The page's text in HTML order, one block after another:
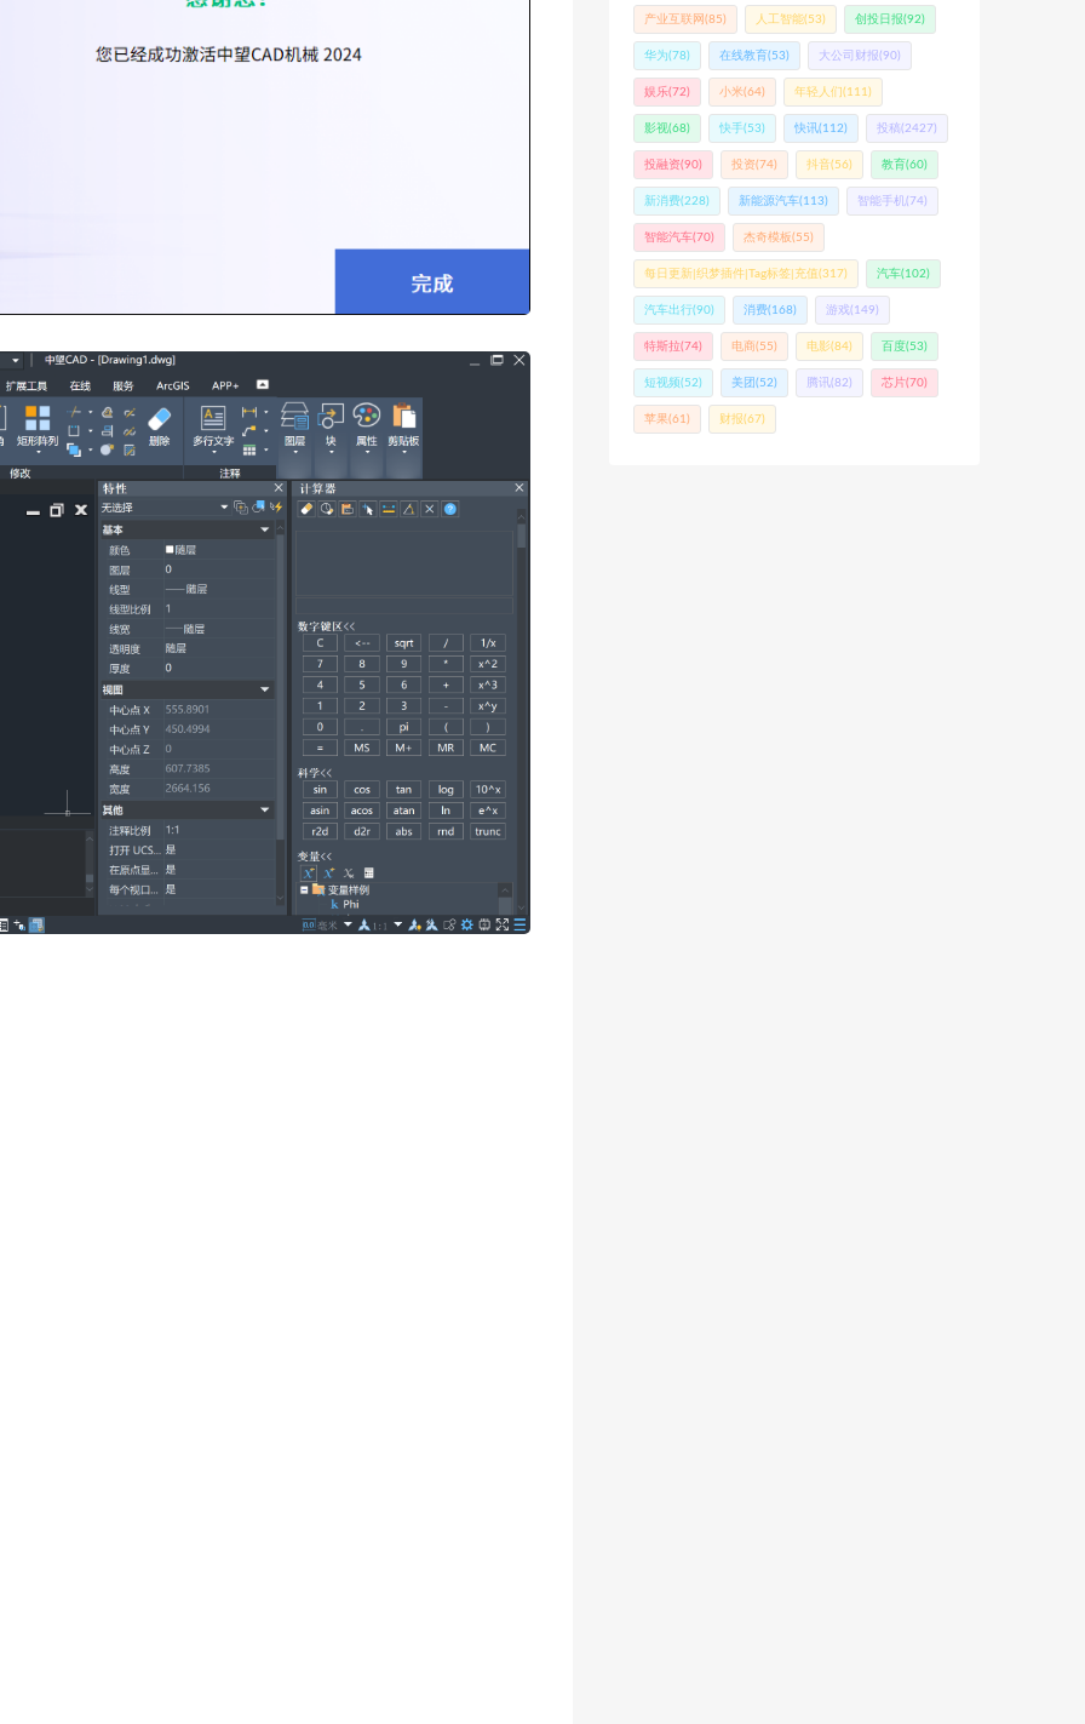
产业互联网 (85) 人工智能(53) 创投日报(92)
华为(78) 在线教育(53) 大公司财报(90)
娱乐(72) 小米(64) 年轻人们 (111)
影视(68) 快手(53) 快讯(112) 投稿 (2427)
投融资(90) 投资(74) 抖音(56) 教育(60)
新消费(228) 新能源汽车(113) 智能手机 (74)
智能汽车(70) 杰奇模板(55)
每日更新|织梦插件|Tag标签|充值(317) 汽车(102)
汽车出行(90) 消费(168) 游戏(149)
特斯拉(74) 电商(55) 电影(84) 百度(53)
短视频(52) 美团 (52) 腾讯(82) 芯片(70)
苹果(61) 财报(67)